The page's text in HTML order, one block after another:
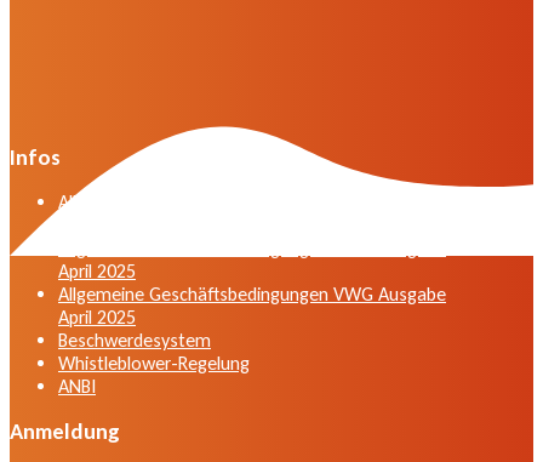
Infos
Allgemeine Geschäftsbedingungen der VWG in der
April 2025
Allgemeine Geschäftsbedingungen VWG Ausgabe
April 2025
Beschwerdesystem
Whistleblower-Regelung
ANBI
Anmeldung